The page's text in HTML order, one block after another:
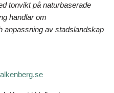
tonvikt på naturbaserade
handlar om
anpassning av stadslandskap